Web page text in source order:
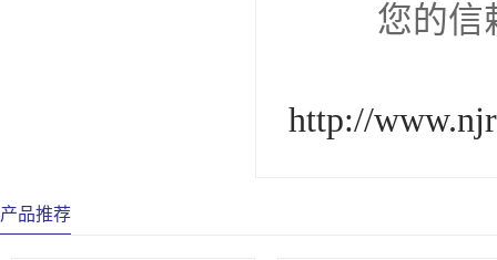
您的信赖
http://
产品推荐